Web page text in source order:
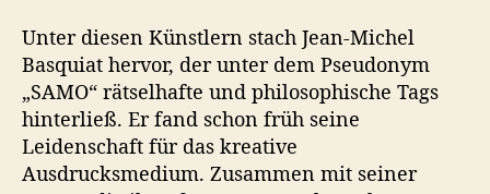
Unter diesen Künstlern stach Jean-Michel
Basquiat hervor, der unter dem Pseudonym
„SAMO“ rätselhafte und philosophische Tags
hinterließ. Er fand schon früh seine
Leidenschaft für das kreative
Ausdrucksmedium. Zusammen mit seiner